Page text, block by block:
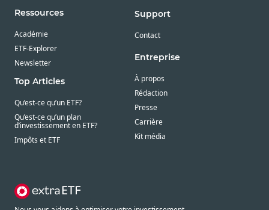
Ressources
Académie
ETF-Explorer
Newsletter
Top Articles
Qu’est-ce qu’un ETF?
Qu’est-ce qu’un plan
d’investissement en ETF?
Impôts et ETF
Support
Contact
Entreprise
À propos
Rédaction
Presse
Carrière
Kit média